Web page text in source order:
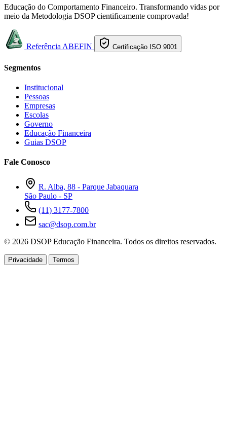
Educação do Comportamento Financeiro. Transformando vidas por
meio da Metodologia DSOP cientificamente comprovada!
Referência ABEFIN Certificação ISO 9001
Segmentos
Institucional
Pessoas
Empresas
Escolas
Governo
Educação Financeira
Guias DSOP
Fale Conosco
R. Alba, 88 - Parque Jabaquara
São Paulo - SP
(11) 3177-7800
sac@dsop.com.br
© 2026 DSOP Educação Financeira. Todos os direitos reservados.
Privacidade Termos